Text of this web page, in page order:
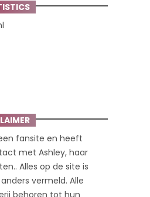
fansite en heeft
met Ashley, haar
Alles op de site is
vermeld. Alle
behoren tot hun